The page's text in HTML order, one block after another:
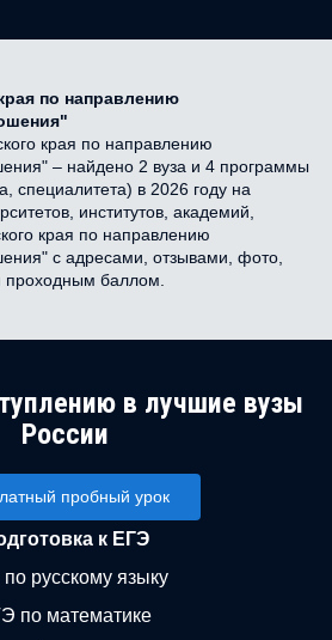
по направлению
края по направлению
– найдено 2 вуза и 4 программы
специалитета) в 2026 году на
институтов, академий,
края по направлению
с адресами, отзывами, фото,
проходным баллом.
в лучшие вузы
России
пробный урок
к ЕГЭ
русскому языку
по математике